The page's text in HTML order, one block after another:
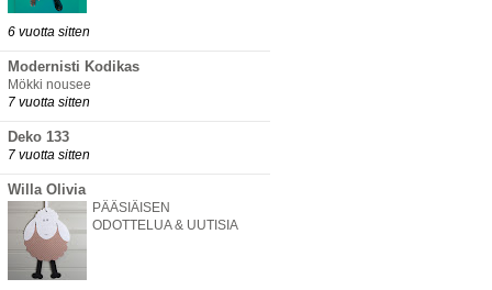
6 vuotta sitten
Modernisti Kodikas
Mökki nousee
7 vuotta sitten
Deko 133
7 vuotta sitten
Willa Olivia
PÄÄSIÄISEN
ODOTTELUA & UUTISIA